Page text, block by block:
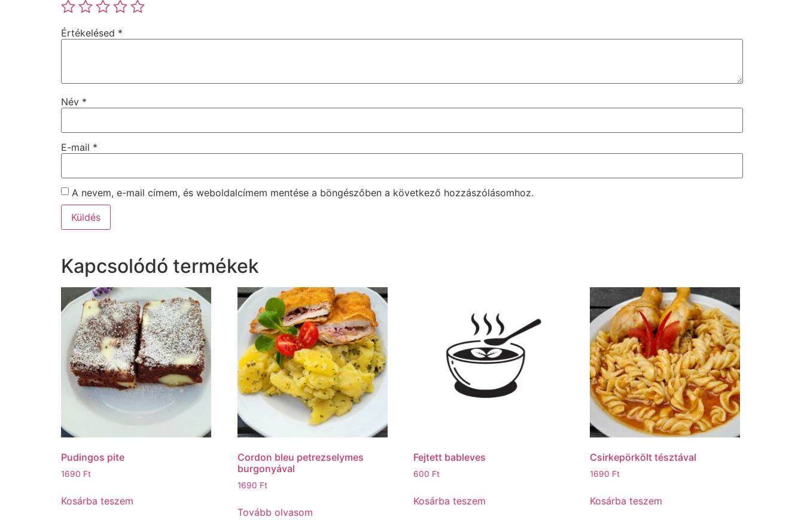
Értékelésed *
Név *
E-mail *
A nevem, e-mail címem, és weboldalcímem mentése a böngészőben a következő hozzászólásomhoz.
Kapcsolódó termékek
Pudingos pite
1690 Ft
Kosárba teszem
Cordon bleu petrezselymes
burgonyával
1690 Ft
Tovább olvasom
Fejtett bableves
600 Ft
Kosárba teszem
Csirkepörkölt tésztával
1690 Ft
Kosárba teszem